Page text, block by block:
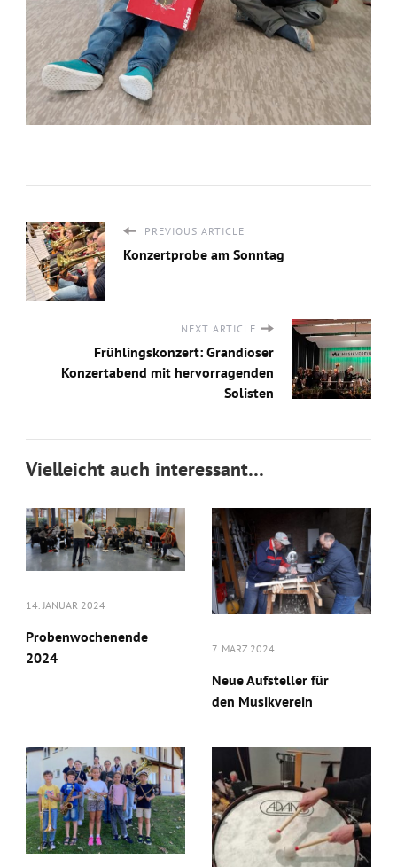
PREVIOUS ARTICLE
Konzertprobe am Sonntag
NEXT ARTICLE
Frühlingskonzert: Grandioser
Konzertabend mit hervorragenden
Solisten
Vielleicht auch interessant…
14. JANUAR 2024
Probenwochenende
2024
7. MÄRZ 2024
Neue Aufsteller für
den Musikverein